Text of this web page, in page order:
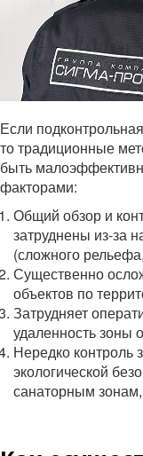
Если
то традиционные
быть
факторами:
Общий обзор и
затруднены из-за
(сложного
Существенно
объектов по
Затрудняет
удаленность зоны
Нередко контроль
экологической
санаторным зонам,